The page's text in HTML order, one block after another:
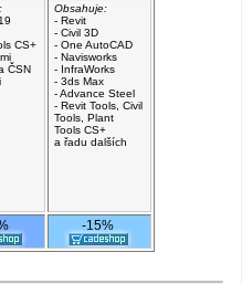
CS+
ČSN
Obsahuje:
- Revit
- Civil 3D
- One AutoCAD
- Navisworks
- InfraWorks
- 3ds Max
- Advance Steel
- Revit Tools, Civil
Tools, Plant
Tools CS+
a řadu dalších
-15%